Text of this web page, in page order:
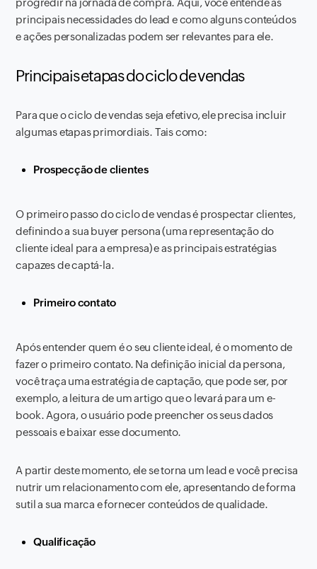
progredir na jornada de compra. Aqui, você entende as
principais necessidades do lead e como alguns conteúdos
e ações personalizadas podem ser relevantes para ele.
Principais etapas do ciclo de vendas
Para que o ciclo de vendas seja efetivo, ele precisa incluir
algumas etapas primordiais. Tais como:
Prospecção de clientes
O primeiro passo do ciclo de vendas é prospectar clientes,
definindo a sua buyer persona (uma representação do
cliente ideal para a empresa) e as principais estratégias
capazes de captá-la.
Primeiro contato
Após entender quem é o seu cliente ideal, é o momento de
fazer o primeiro contato. Na definição inicial da persona,
você traça uma estratégia de captação, que pode ser, por
exemplo, a leitura de um artigo que o levará para um e-
book. Agora, o usuário pode preencher os seus dados
pessoais e baixar esse documento.
A partir deste momento, ele se torna um lead e você precisa
nutrir um relacionamento com ele, apresentando de forma
sutil a sua marca e fornecer conteúdos de qualidade.
Qualificação